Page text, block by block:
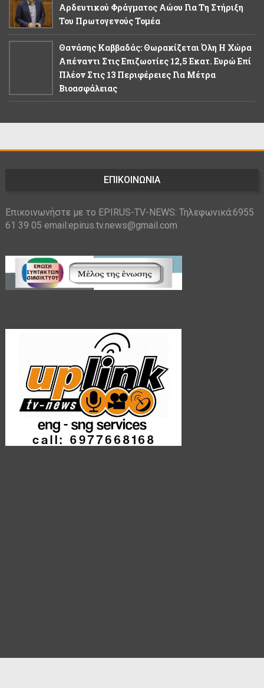
Αρδευτικού Φράγματος Αώου Για Τη Στήριξη
Του Πρωτογενούς Τομέα
Θανάσης Καββαδάς: Θωρακίζεται Όλη Η Χώρα
Απέναντι Στις Επιζωοτίες 12,5 Εκατ. Ευρώ Επί
Πλέον Στις 13 Περιφέρειες Για Μέτρα
Βιοασφάλειας
ΕΠΙΚΟΙΝΩΝΙΑ
Επικοινωνήστε με το EPIRUS-TV-NEWS: Τηλεφωνικά:6955
61 39 05 email:epirus.tv.news@gmail.com